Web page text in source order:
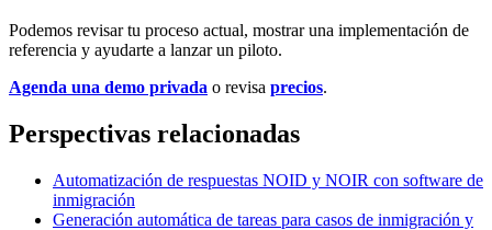
Podemos revisar tu proceso actual, mostrar una implementación de
referencia y ayudarte a lanzar un piloto.
Agenda una demo privada o revisa precios.
Perspectivas relacionadas
Automatización de respuestas NOID y NOIR con software de
inmigración
Generación automática de tareas para casos de inmigración y